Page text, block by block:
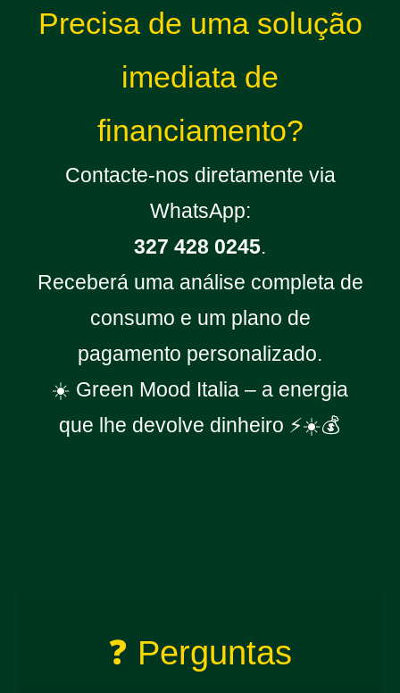
Precisa de uma solução
imediata de
financiamento?
Contacte-nos diretamente via
WhatsApp:
327 428 0245.
Receberá uma análise completa de
consumo e um plano de
pagamento personalizado.
☀️ Green Mood Italia – a energia
que lhe devolve dinheiro ⚡☀️💰
❓ Perguntas